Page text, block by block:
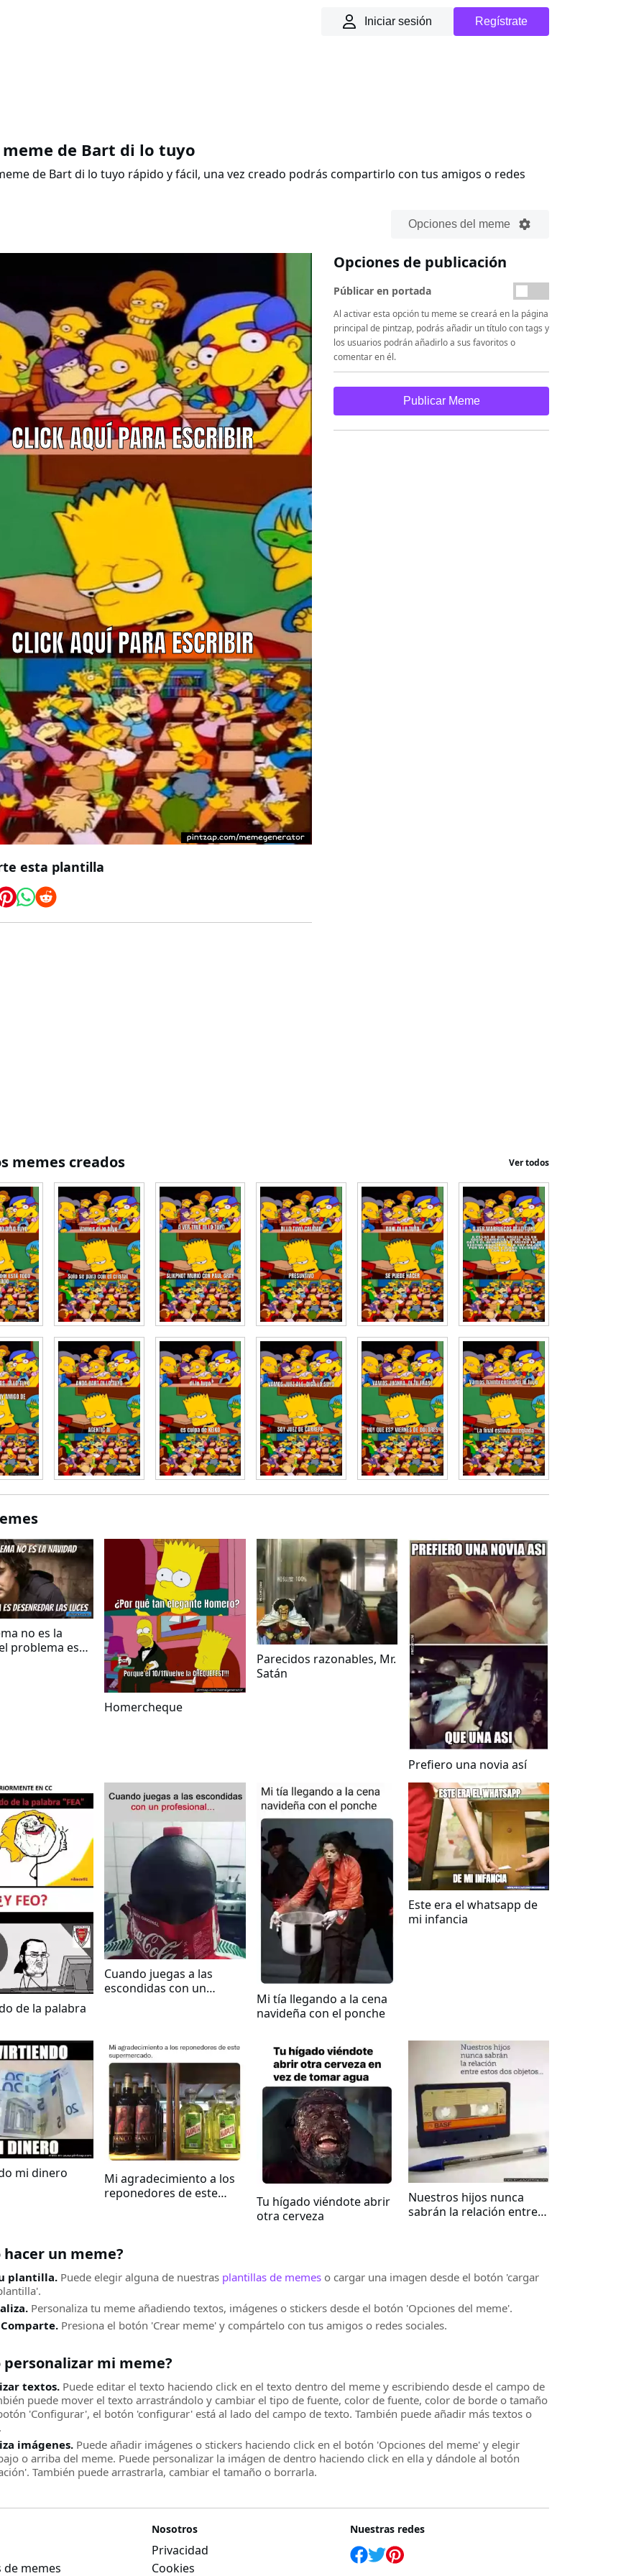
Iniciar sesión Regístrate
meme de Bart di lo tuyo
de Bart di lo tuyo rápido y fácil, una vez creado podrás compartirlo con tus amigos o redes
Opciones del meme
esta plantilla
Opciones de publicación
Públicar en portada
Al activar esta opción tu meme se creará en la página
principal de pintzap, podrás añadir un título con tags y
los usuarios podrán añadirlo a sus favoritos o
comentar en él.
Publicar Meme
memes creados Ver todos
no es la
problema es
Homercheque
Parecidos razonables, Mr.
Satán
Prefiero una novia así
de la palabra
Cuando juegas a las
escondidas con un
Mi tía llegando a la cena
navideña con el ponche
Este era el whatsapp de
mi infancia
mi dinero
Mi agradecimiento a los
reponedores de este
Tu hígado viéndote abrir
otra cerveza
Nuestros hijos nunca
sabrán la relación entre
hacer un meme?
plantilla. Puede elegir alguna de nuestras plantillas de memes o cargar una imagen desde el botón 'cargar
Personaliza tu meme añadiendo textos, imágenes o stickers desde el botón 'Opciones del meme'.
Presiona el botón 'Crear meme' y compártelo con tus amigos o redes sociales.
personalizar mi meme?
textos. Puede editar el texto haciendo click en el texto dentro del meme y escribiendo desde el campo de
puede mover el texto arrastrándolo y cambiar el tipo de fuente, color de fuente, color de borde o tamaño
'Configurar', el botón 'configurar' está al lado del campo de texto. También puede añadir más textos o
imágenes. Puede añadir imágenes o stickers haciendo click en el botón 'Opciones del meme' y elegir
o arriba del meme. Puede personalizar la imágen de dentro haciendo click en ella y dándole al botón
También puede arrastrarla, cambiar el tamaño o borrarla.
de memes
Nosotros
Privacidad
Cookies
Nuestras redes